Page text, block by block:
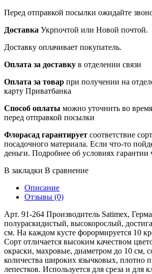
Перед отправкой посылки ожидайте
Доставка Укрпочтой или Новой почтой.
Доставку оплачивает покупатель.
Оплата за доставку в отделении связи
Оплата за товар при получении на
карту Приватбанка
Способ оплаты можно уточнить во
перед отправкой посылки
Флорасад гарантирует соответствие
посадочного материала. Если что-то
деньги. Подробнее об условиях гарантии
В закладки В сравнение
Описание
Отзывы (0)
Арт. 91-264 Производитель Satimex,
полураскидистый, высокорослый,
см. На каждом кусте форормируется 10
Сорт отличается высоким качеством
окраски, махровые, диаметром до 10 см,
количества широких язычковых, плотно
лепестков. Используется для среза и для